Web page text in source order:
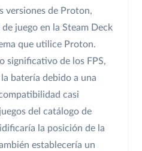
versiones de Proton,
juego en la Steam Deck
que utilice Proton.
significativo de los FPS,
batería debido a una
casi
del catálogo de
la posición de la
establecería un